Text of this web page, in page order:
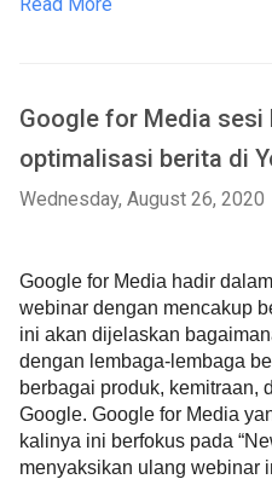
Google for Media sesi
optimalisasi berita di
Wednesday, August 26, 2020
Google for Media hadir
webinar dengan mencakup
ini akan dijelaskan
dengan lembaga-lembaga
berbagai produk, kemitraan,
Google. Google for Media
kalinya ini berfokus pada
menyaksikan ulang webinar